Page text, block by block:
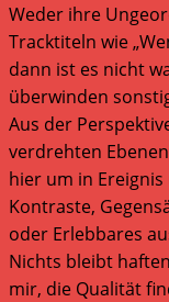
Weder ihre
Tracktiteln wie
dann ist es nicht
überwinden
Aus der
verdrehten Ebenen
hier um in
Kontraste,
oder Erlebbares
Nichts bleibt
mir, die Qualität